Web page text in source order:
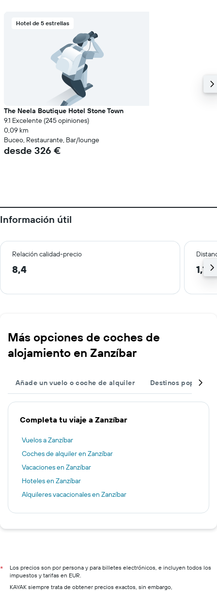
Hotel de 5 estrellas
The Neela Boutique Hotel Stone Town
9.1 Excelente (245 opiniones)
0,09 km
Buceo, Restaurante, Bar/lounge
desde 326 €
Información útil
Relación calidad-precio
8,4 1,1
Más opciones de coches de
alojamiento en Zanzíbar
Añade un vuelo o coche de alquiler Destinos populares
Completa tu viaje a Zanzíbar
Vuelos a Zanzíbar
Coches de alquiler en Zanzíbar
Vacaciones en Zanzíbar
Hoteles en Zanzíbar
Alquileres vacacionales en Zanzíbar
*
Los precios son por persona y para billetes electrónicos, e incluyen todos los
impuestos y tarifas en EUR.
KAYAK siempre trata de obtener precios exactos, sin embargo,